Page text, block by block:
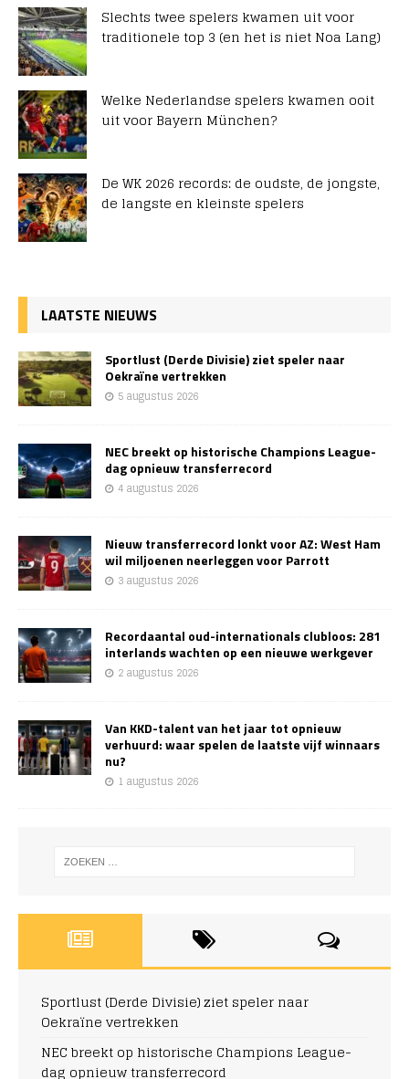
Slechts twee spelers kwamen uit voor
traditionele top 3 (en het is niet Noa Lang)
Welke Nederlandse spelers kwamen ooit
uit voor Bayern München?
De WK 2026 records: de oudste, de jongste,
de langste en kleinste spelers
LAATSTE NIEUWS
Sportlust (Derde Divisie) ziet speler naar
Oekraïne vertrekken
5 augustus 2026
NEC breekt op historische Champions League-
dag opnieuw transferrecord
4 augustus 2026
Nieuw transferrecord lonkt voor AZ: West Ham
wil miljoenen neerleggen voor Parrott
3 augustus 2026
Recordaantal oud-internationals clubloos: 281
interlands wachten op een nieuwe werkgever
2 augustus 2026
Van KKD-talent van het jaar tot opnieuw
verhuurd: waar spelen de laatste vijf winnaars
nu?
1 augustus 2026
Sportlust (Derde Divisie) ziet speler naar
Oekraïne vertrekken
NEC breekt op historische Champions League-
dag opnieuw transferrecord